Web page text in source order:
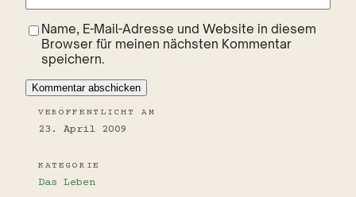
Name, E-Mail-Adresse und Website in diesem
Browser für meinen nächsten Kommentar
speichern.
VERÖFFENTLICHT AM
23. April 2009
KATEGORIE
Das Leben